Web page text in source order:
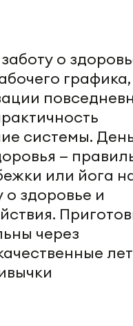
о
графика,
системы.
—
или йога
здоровье и
через